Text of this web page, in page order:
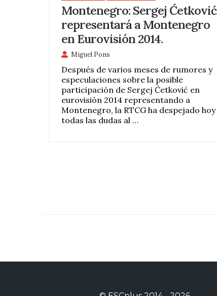
Montenegro: Sergej Ćetković
representará a Montenegro
en Eurovisión 2014.
Miguel Pons
Después de varios meses de rumores y
especulaciones sobre la posible
participación de Sergej Ćetković en
eurovisión 2014 representando a
Montenegro, la RTCG ha despejado hoy
todas las dudas al …